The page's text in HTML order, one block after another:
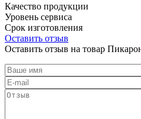
Качество продукции
Уровень сервиса
Срок изготовления
Оставить отзыв
Оставить отзыв на товар